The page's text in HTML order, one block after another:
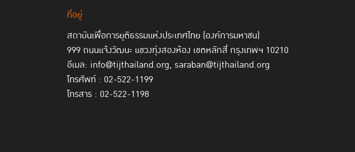
ที่อยู่
สถาบันเพื่อการยุติธรรมแห่งประเทศไทย (องค์การมหาชน)
999 ถนนแจ้งวัฒนะ แขวงทุ่งสองห้อง เขตหลักสี่ กรุงเทพฯ 10210
อีเมล: info@tijthailand.org, saraban@tijthailand.org
โทรศัพท์ : 02-522-1199
โทรสาร : 02-522-1198